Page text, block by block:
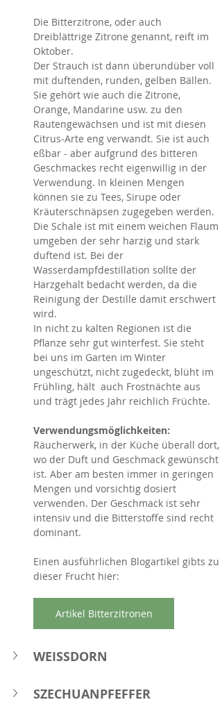
Die Bitterzitrone, oder auch
Dreiblättrige Zitrone genannt, reift im
Oktober.
Der Strauch ist dann überundüber voll
mit duftenden, runden, gelben Bällen.
Sie gehört wie auch die Zitrone,
Orange, Mandarine usw. zu den
Rautengewächsen und ist mit diesen
Citrus-Arte eng verwandt. Sie ist auch
eßbar - aber aufgrund des bitteren
Geschmackes recht eigenwillig in der
Verwendung. In kleinen Mengen
können sie zu Tees, Sirupe oder
Kräuterschnäpsen zugegeben werden.
Die Schale ist mit einem weichen Flaum
umgeben der sehr harzig und stark
duftend ist. Bei der
Wasserdampfdestillation sollte der
Harzgehalt bedacht werden, da die
Reinigung der Destille damit erschwert
wird.
In nicht zu kalten Regionen ist die
Pflanze sehr gut winterfest. Sie steht
bei uns im Garten im Winter
ungeschützt, nicht zugedeckt, blüht im
Frühling, hält  auch Frostnächte aus
und trägt jedes Jahr reichlich Früchte.
Verwendungsmöglichkeiten:
Räucherwerk, in der Küche überall dort,
wo der Duft und Geschmack gewünscht
ist. Aber am besten immer in geringen
Mengen und vorsichtig dosiert
verwenden. Der Geschmack ist sehr
intensiv und die Bitterstoffe sind recht
dominant.
Einen ausführlichen Blogartikel gibts zu
dieser Frucht hier:
Artikel Bitterzitronen
WEISSDORN
SZECHUANPFEFFER